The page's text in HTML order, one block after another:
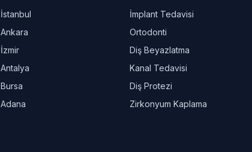
İstanbul
Ankara
İzmir
Antalya
Bursa
Adana
İmplant Tedavisi
Ortodonti
Diş Beyazlatma
Kanal Tedavisi
Diş Protezi
Zirkonyum Kaplama